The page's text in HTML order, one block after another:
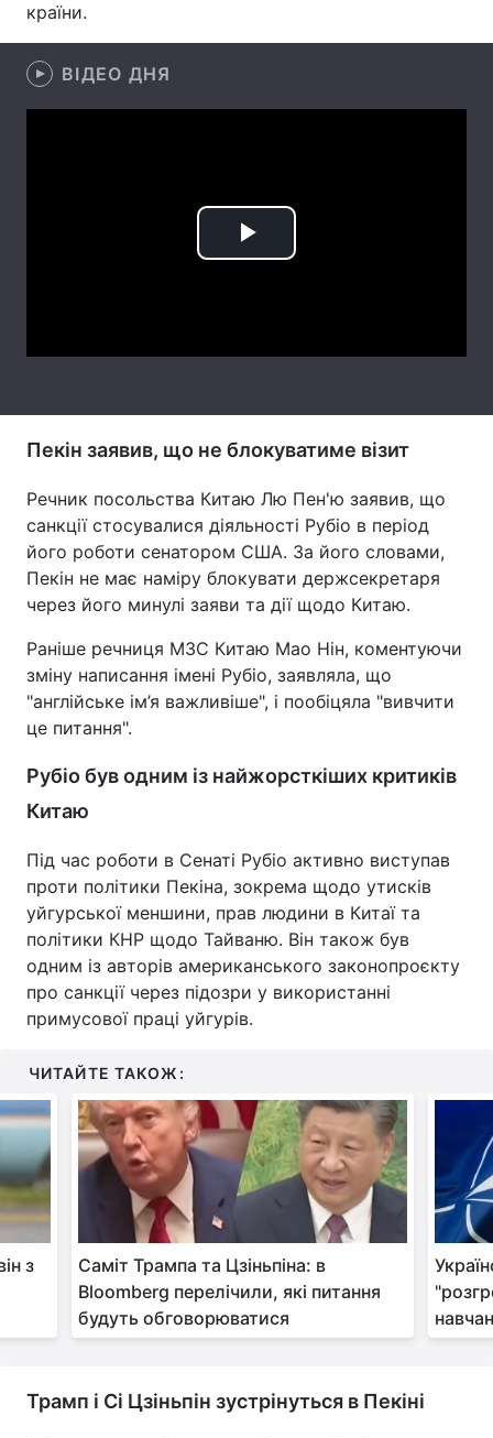
Відео з Youtube Статті
Інтерв'ю
Тема оформлення
країни.
ВІДЕО ДНЯ
Play
Пекін заявив, що не блокуватиме візит
Речник посольства Китаю Лю Пен'ю заявив, що
санкції стосувалися діяльності Рубіо в період
його роботи сенатором США. За його словами,
Пекін не має наміру блокувати держсекретаря
через його минулі заяви та дії щодо Китаю.
Раніше речниця МЗС Китаю Мао Нін, коментуючи
зміну написання імені Рубіо, заявляла, що
"англійське ім’я важливіше", і пообіцяла "вивчити
це питання".
Рубіо був одним із найжорсткіших критиків
Китаю
Під час роботи в Сенаті Рубіо активно виступав
проти політики Пекіна, зокрема щодо утисків
уйгурської меншини, прав людини в Китаї та
політики КНР щодо Тайваню. Він також був
одним із авторів американського законопроєкту
про санкції через підозри у використанні
примусової праці уйгурів.
ЧИТАЙТЕ ТАКОЖ:
з
Саміт Трампа та Цзіньпіна: в
Bloomberg перелічили, які питання
будуть обговорюватися
Трамп і Сі Цзіньпін зустрінуться в Пекіні